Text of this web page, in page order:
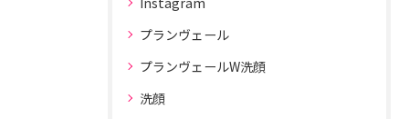
プランヴェール
プランヴェールW洗顔
洗顔